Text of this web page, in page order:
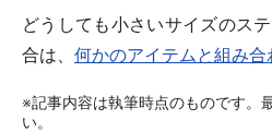
どうしても小さいサイズのス
合は、 何かのアイテムと組み合
※記事内容は執筆時点のものです。
い。